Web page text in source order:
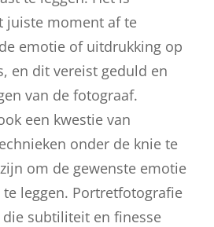
juiste moment af te
emotie of uitdrukking op
en dit vereist geduld en
van de fotograaf.
een kwestie van
onder de knie te
om de gewenste emotie
leggen. Portretfotografie
subtiliteit en finesse